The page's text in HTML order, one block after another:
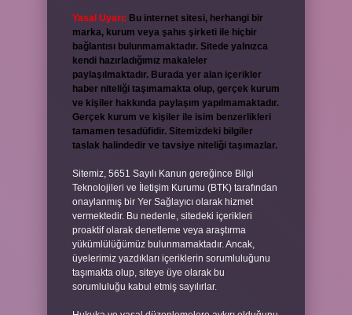
Yasal Uyarı: Bu internet sitesi, herhangi bir
marka, kurum veya şahıs şirketi ile hiçbir
bağlantısı bulunmamaktadır. Sitede yalnızca
kendi hazırladığımız makaleler
paylaşılmaktadır. Burada yer alan içerikler
haber niteliği taşımamakta olup, gerçek kurum
ve kişiler hakkında paylaşım yapılmamaktadır.
Gerçek kurum ve kişiler ile isim benzerlikleri
tamamen tesadüfidir. Sitemizdeki bilgiler
taslak halindedir ve tavsiye niteliği taşımazlar.
Sitemiz, 5651 Sayılı Kanun gereğince Bilgi
Teknolojileri ve İletişim Kurumu (BTK) tarafından
onaylanmış bir Yer Sağlayıcı olarak hizmet
vermektedir. Bu nedenle, sitedeki içerikleri
proaktif olarak denetleme veya araştırma
yükümlülüğümüz bulunmamaktadır. Ancak,
üyelerimiz yazdıkları içeriklerin sorumluluğunu
taşımakta olup, siteye üye olarak bu
sorumluluğu kabul etmiş sayılırlar.